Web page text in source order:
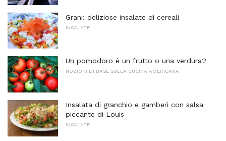
Grani: deliziose insalate di cereali
INSALATE
Un pomodoro è un frutto o una verdura?
NOZIONI DI BASE SULLA CUCINA AMERICANA
Insalata di granchio e gamberi con salsa
piccante di Louis
INSALATE